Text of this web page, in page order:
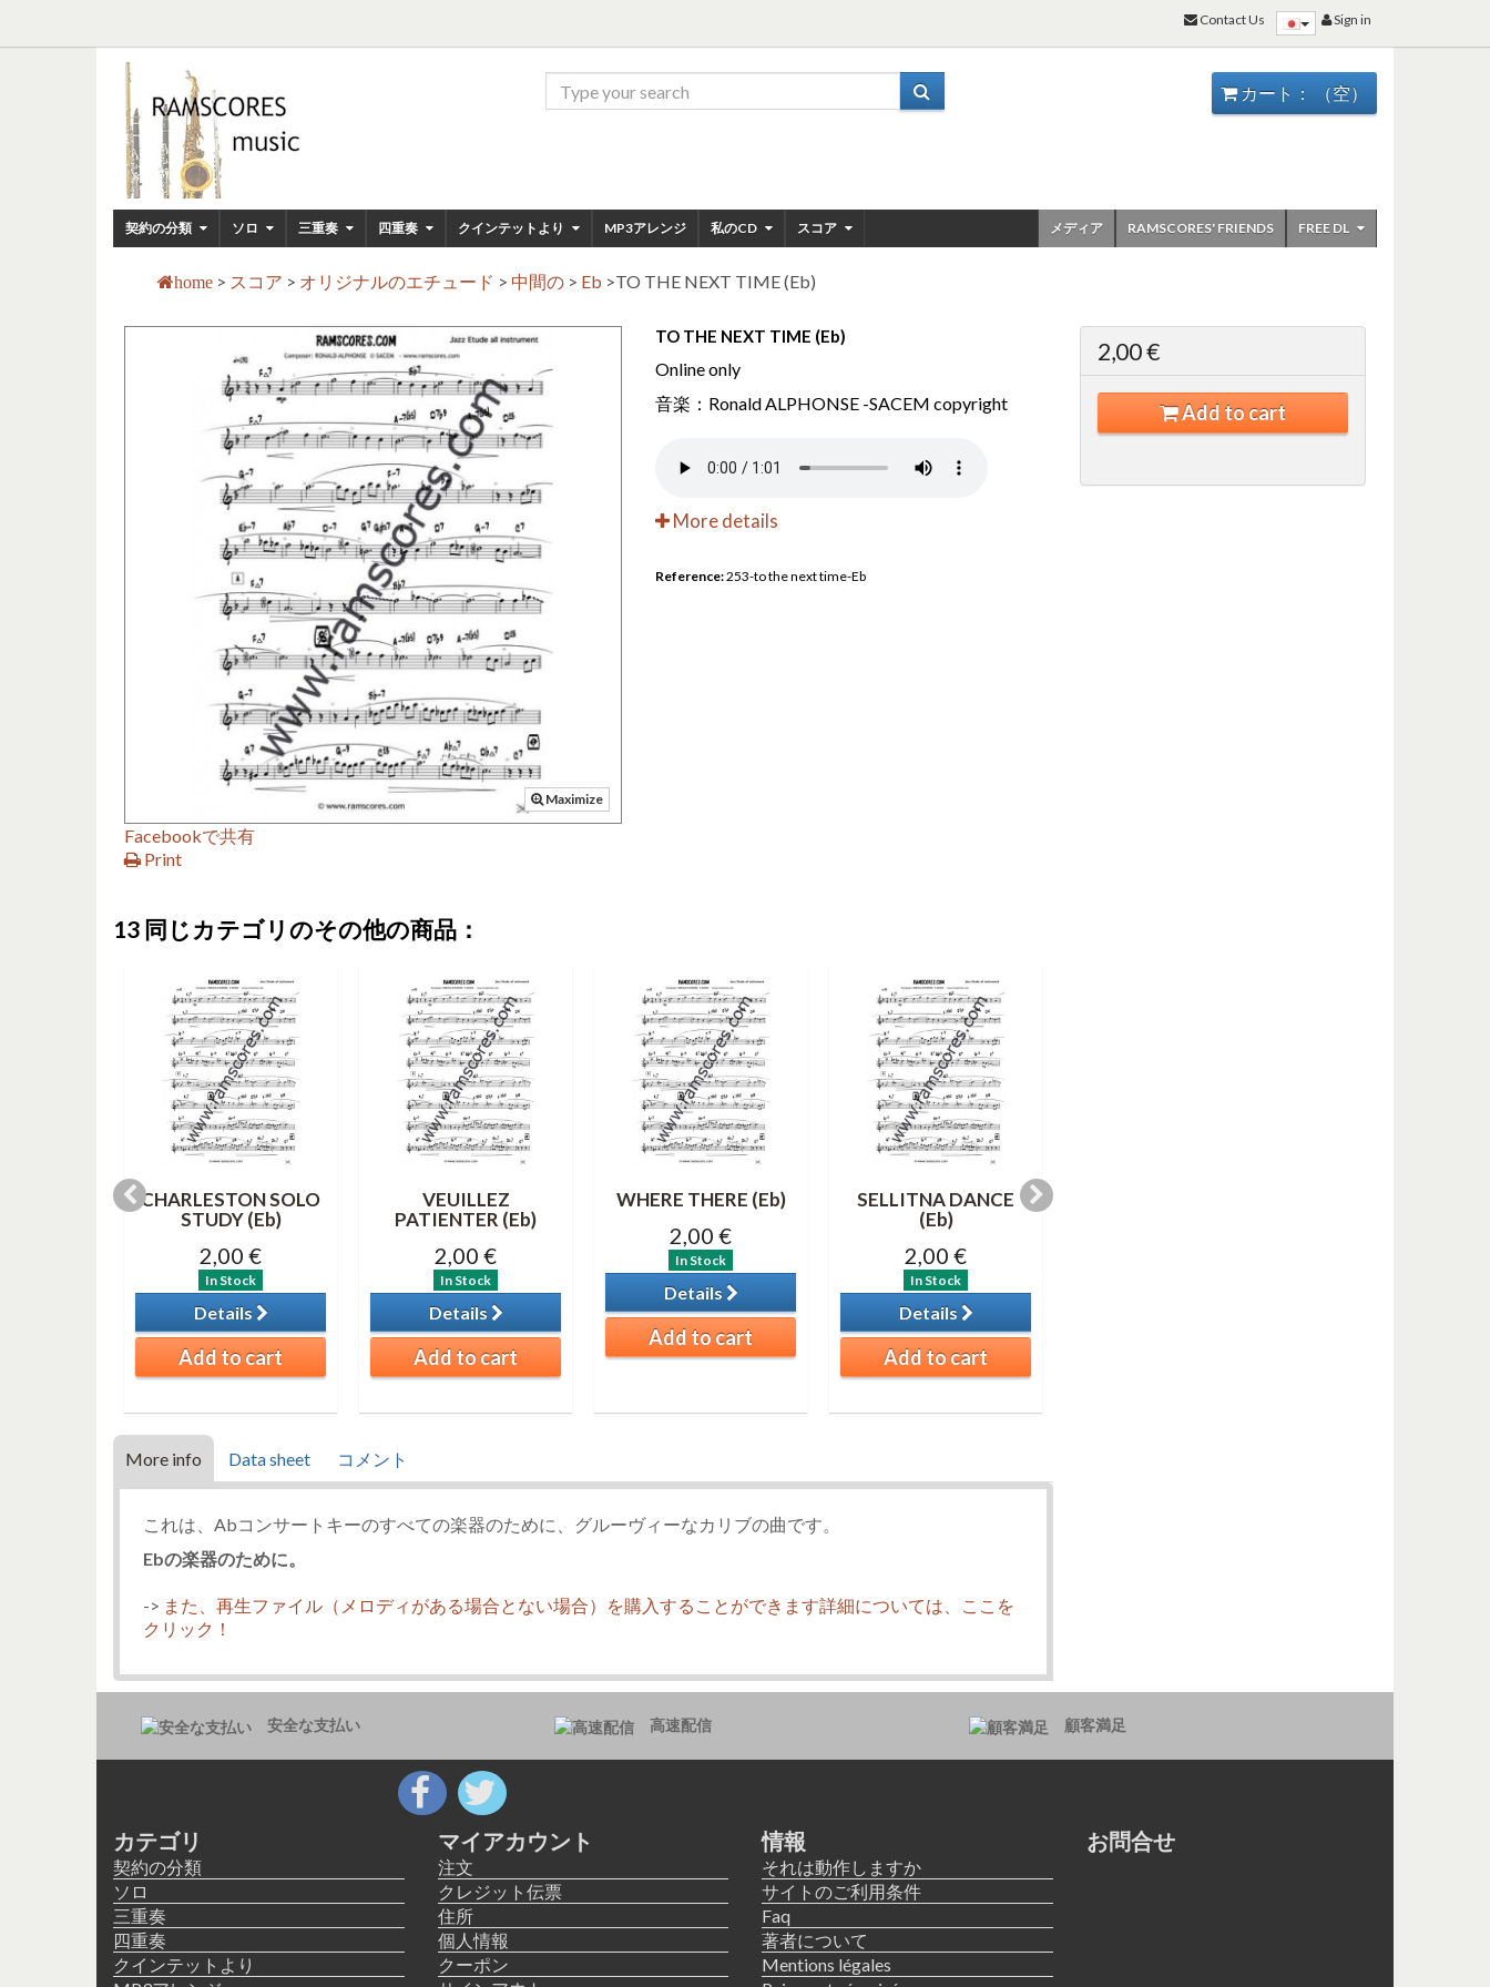
カート： （空）
契約の分類 ソロ 三重奏 四重奏 クインテットより MP3アレンジ 私のCD スコア FREE DL
RAMSCORES' FRIENDS
メディア
home > スコア > オリジナルのエチュード > 中間の > Eb >TO THE NEXT TIME (Eb)
Maximize
Facebookで共有
Print
TO THE NEXT TIME (Eb)
Online only
音楽：Ronald ALPHONSE -SACEM copyright
More details
Reference:253-to the next time-Eb
2,00 €
Add to cart
13 同じカテゴリのその他の商品：
CHARLESTON SOLO
STUDY (Eb)
2,00 €
In Stock
Details
Add to cart
VEUILLEZ
PATIENTER (Eb)
2,00 €
In Stock
Details
Add to cart
WHERE THERE (Eb)
2,00 €
In Stock
Details
Add to cart
SELLITNA DANCE
(Eb)
2,00 €
In Stock
Details
Add to cart
More info Data sheet コメント
これは、Abコンサートキーのすべての楽器のために、グルーヴィーなカリブの曲です。
Ebの楽器のために。
-> また、再生ファイル（メロディがある場合とない場合）を購入することができます詳細については、ここを
クリック！
安全な支払い 高速配信 顧客満足
カテゴリ
契約の分類
ソロ
三重奏
四重奏
クインテットより
マイアカウント
注文
クレジット伝票
住所
個人情報
クーポン
情報
それは動作しますか
サイトのご利用条件
Faq
著者について
Mentions légales
お問合せ
Sign in
Contact Us